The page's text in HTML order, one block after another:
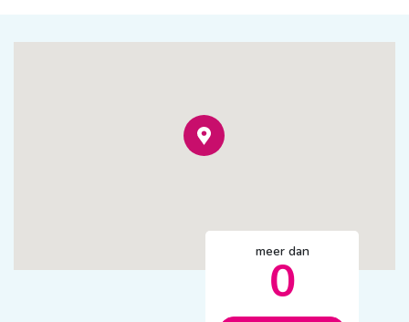
meer dan
0